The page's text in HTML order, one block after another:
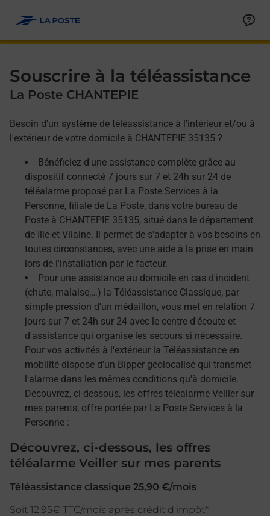
Souscrire à la téléassistance
La Poste CHANTEPIE
Besoin d'un système de téléassistance à l'intérieur et/ou à
l'extérieur de votre domicile à CHANTEPIE 35135 ?
Bénéficiez d'une assistance complète grâce au
dispositif connecté 7 jours sur 7 et 24h sur 24 de
téléalarme proposé par La Poste Services à la
Personne, filiale de La Poste, dans votre bureau de
Poste à CHANTEPIE 35135, situé dans le département
de Ille-et-Vilaine. Il permet de s'adapter à vos besoins en
toutes circonstances, avec une aide à la prise en main
lors de l'installation par le facteur.
Pour une assistance au domicile en cas d'incident
(chute, malaise,…) la Téléassistance Classique, par
simple pression d'un médaillon, vous met en relation 7
jours sur 7 et 24h sur 24 avec le centre d'écoute et
d'assistance qui organise les secours si nécessaire.
Pour vos activités à l'extérieur la Téléassistance en
mobilité dispose d'un Bipper géolocalisé qui transmet
l'alarme dans les mêmes conditions qu'à domicile.
Découvrez, ci-dessous, les offres téléalarme Veiller sur
mes parents, offre portée par La Poste Services à la
Personne :
Découvrez, ci-dessous, les offres
téléalarme Veiller sur mes parents
Téléassistance classique 25,90 €/mois
Soit 12,95€ TTC/mois après crédit d'impôt*